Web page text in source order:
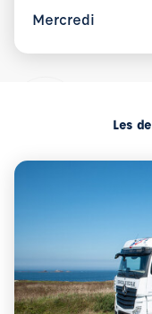
Mercredi
Les